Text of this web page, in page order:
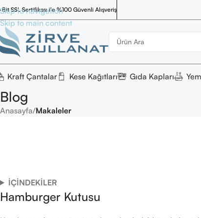
Skip to navigation
Skip to main content
SSL Sertifikası ile %100 Güvenli Alışveriş
Kraft Çantalar Kese Kağıtları Gıda Kapları
Blog
Anasayfa/Makaleler
İÇİNDEKİLER
Hamburger Kutusu